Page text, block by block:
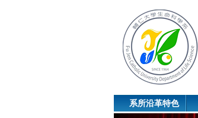
系所沿革特色